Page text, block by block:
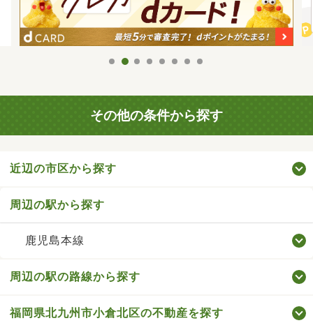
その他の条件から探す
近辺の市区から探す
周辺の駅から探す
鹿児島本線
周辺の駅の路線から探す
福岡県北九州市小倉北区の不動産を探す